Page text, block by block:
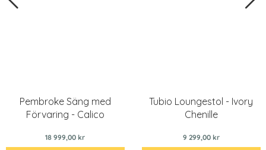
Pembroke Säng med
Förvaring - Calico
18 999,00 kr
Tubio Loungestol - Ivory
Chenille
9 299,00 kr